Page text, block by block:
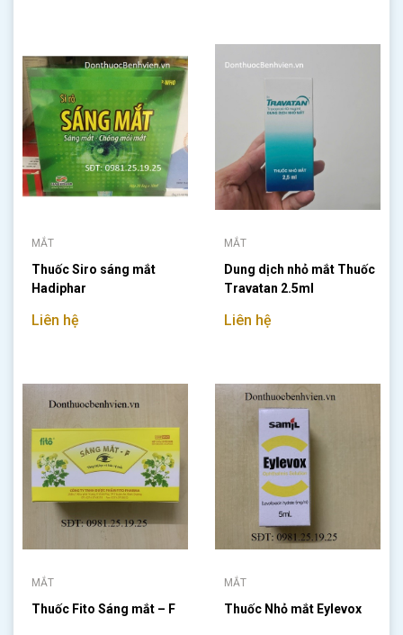
MẮT
Thuốc Siro sáng mắt
Hadiphar
Liên hệ
MẮT
Dung dịch nhỏ mắt Thuốc
Travatan 2.5ml
Liên hệ
MẮT
Thuốc Fito Sáng mắt – F
MẮT
Thuốc Nhỏ mắt Eylevox